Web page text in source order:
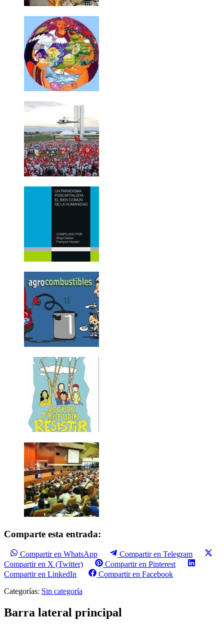
Comparte esta entrada:
Compartir en WhatsApp
Compartir en Telegram
Compartir en X (Twitter)
Compartir en Pinterest
Compartir en LinkedIn
Compartir en Facebook
Categorías: Sin categoría
Barra lateral principal